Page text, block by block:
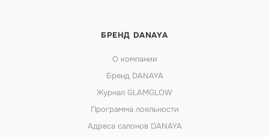
БРЕНД DANAYA
О компании
Бренд DANAYA
Журнал GLAMGLOW
Программа лояльности
Адреса салонов DANAYA